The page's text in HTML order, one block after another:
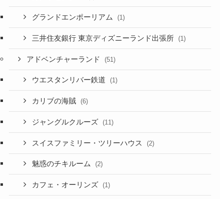
グランドエンポーリアム (1)
三井住友銀行 東京ディズニーランド出張所 (1)
アドベンチャーランド (51)
ウエスタンリバー鉄道 (1)
カリブの海賊 (6)
ジャングルクルーズ (11)
スイスファミリー・ツリーハウス (2)
魅惑のチキルーム (2)
カフェ・オーリンズ (1)